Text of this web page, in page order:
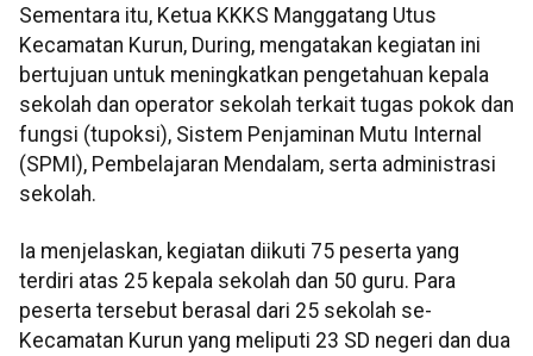
Sementara itu, Ketua KKKS Manggatang Utus
Kecamatan Kurun, During, mengatakan kegiatan ini
bertujuan untuk meningkatkan pengetahuan kepala
sekolah dan operator sekolah terkait tugas pokok dan
fungsi (tupoksi), Sistem Penjaminan Mutu Internal
(SPMI), Pembelajaran Mendalam, serta administrasi
sekolah.
Ia menjelaskan, kegiatan diikuti 75 peserta yang
terdiri atas 25 kepala sekolah dan 50 guru. Para
peserta tersebut berasal dari 25 sekolah se-
Kecamatan Kurun yang meliputi 23 SD negeri dan dua